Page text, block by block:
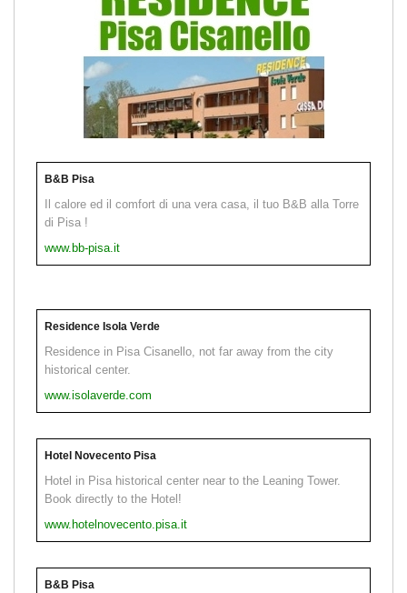
B&B Pisa
Il calore ed il comfort di una vera casa, il tuo B&B alla Torre
di Pisa !
www.bb-pisa.it
Residence Isola Verde
Residence in Pisa Cisanello, not far away from the city
historical center.
www.isolaverde.com
Hotel Novecento Pisa
Hotel in Pisa historical center near to the Leaning Tower.
Book directly to the Hotel!
www.hotelnovecento.pisa.it
B&B Pisa